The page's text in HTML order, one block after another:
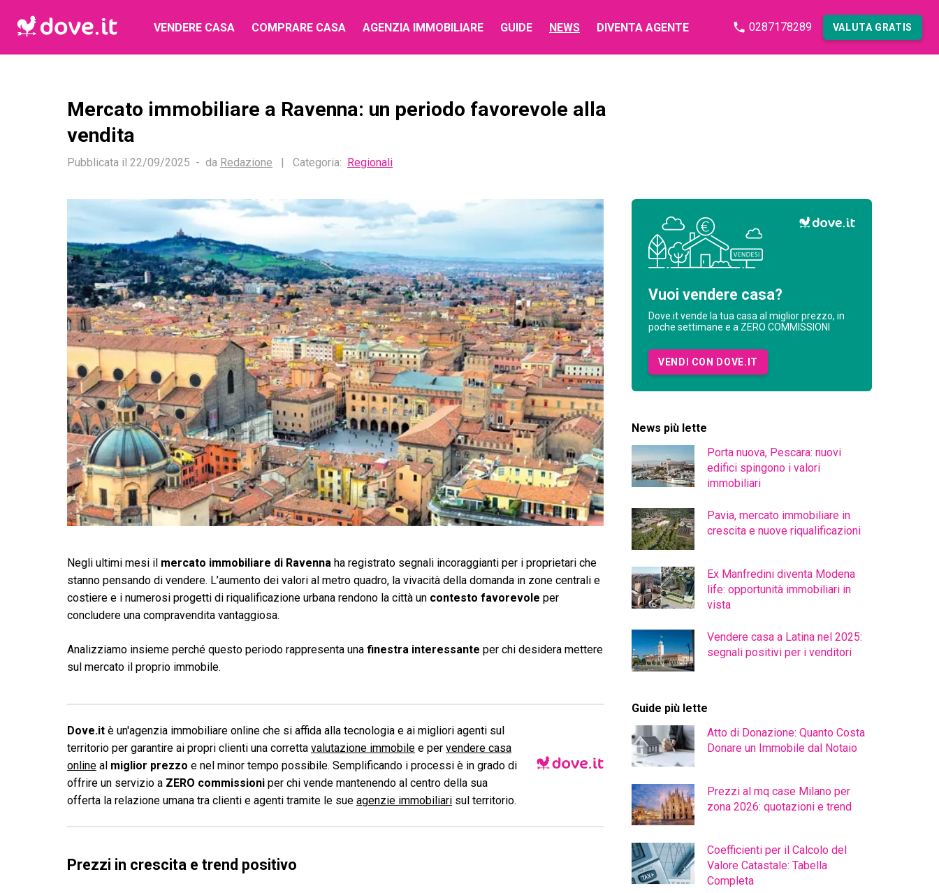
VENDERE CASA COMPRARE CASA AGENZIA IMMOBILIARE GUIDE NEWS DIVENTA AGENTE 0287178289 VALUTA GRATIS
Mercato immobiliare a Ravenna: un periodo favorevole alla
vendita
Pubblicata il 22/09/2025 da Redazione | Categoria: Regionali
Negli ultimi mesi il mercato immobiliare di Ravenna ha registrato segnali incoraggianti per i proprietari che
stanno pensando di vendere. L’aumento dei valori al metro quadro, la vivacità della domanda in zone centrali e
costiere e i numerosi progetti di riqualificazione urbana rendono la città un contesto favorevole per
concludere una compravendita vantaggiosa.
Analizziamo insieme perché questo periodo rappresenta una finestra interessante per chi desidera mettere
sul mercato il proprio immobile.
Dove.it è un'agenzia immobiliare online che si affida alla tecnologia e ai migliori agenti sul
territorio per garantire ai propri clienti una corretta valutazione immobile e per vendere casa
online al miglior prezzo e nel minor tempo possibile. Semplificando i processi è in grado di
offrire un servizio a ZERO commissioni per chi vende mantenendo al centro della sua
offerta la relazione umana tra clienti e agenti tramite le sue agenzie immobiliari sul territorio.
Prezzi in crescita e trend positivo
Vuoi vendere casa?
Dove.it vende la tua casa al miglior prezzo, in
poche settimane e a ZERO COMMISSIONI
VENDI CON DOVE.IT
News più lette
Porta nuova, Pescara: nuovi
edifici spingono i valori
immobiliari
Pavia, mercato immobiliare in
crescita e nuove riqualificazioni
Ex Manfredini diventa Modena
life: opportunità immobiliari in
vista
Vendere casa a Latina nel 2025:
segnali positivi per i venditori
Guide più lette
Atto di Donazione: Quanto Costa
Donare un Immobile dal Notaio
Prezzi al mq case Milano per
zona 2026: quotazioni e trend
Coefficienti per il Calcolo del
Valore Catastale: Tabella
Completa